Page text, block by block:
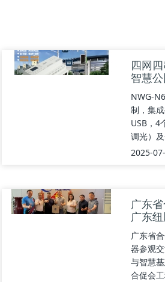
四网
智慧
NWG-
制，集
USB，4
调光）
2025-
广东
广东
广东省
器参观
与智慧
合促会